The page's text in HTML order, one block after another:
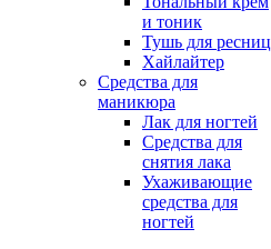
и тоник
Тушь для ресниц
Хайлайтер
Средства для
маникюра
Лак для ногтей
Средства для
снятия лака
Ухаживающие
средства для
ногтей